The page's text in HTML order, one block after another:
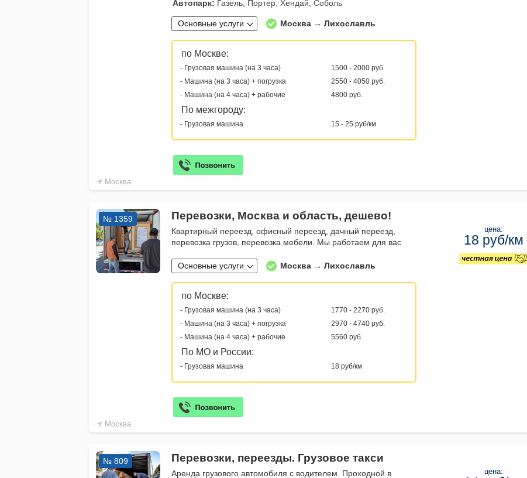
Москва
Автопарк: Газель, Портер, Хендай, Соболь
Основные услуги Москва → Лихославль
по Москве:
- Грузовая машина (на 3 часа)
1500 - 2000 руб.
- Машина (на 3 часа) + погрузка
2550 - 4050 руб.
- Машина (на 4 часа) + рабочие
4800 руб.
По межгороду:
- Грузовая машина 15 - 25 руб/км
Москва
№ 1359 Перевозки, Москва и область, дешево!
Квартирный переезд, офисный переезд, дачный переезд,
перевозка грузов, перевозка мебели. Мы работаем для вас
Основные услуги Москва → Лихославль
по Москве:
- Грузовая машина (на 3 часа)
1770 - 2270 руб.
- Машина (на 3 часа) + погрузка
2970 - 4740 руб.
- Машина (на 4 часа) + рабочие
5560 руб.
По МО и России:
- Грузовая машина 18 руб/км
цена:
18 руб/км
№ 809 Перевозки, переезды. Грузовое такси
Аренда грузового автомобиля с водителем. Проходной в цена: